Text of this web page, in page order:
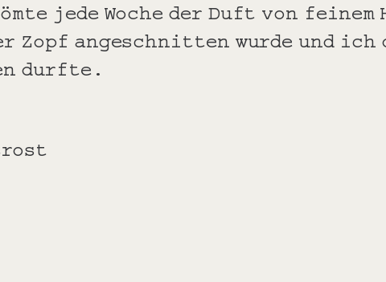
jede Woche der Duft von
Zopf angeschnitten wurde und
durfte.